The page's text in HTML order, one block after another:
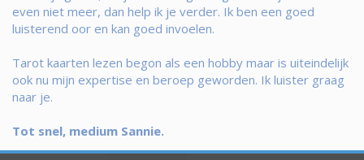
even niet meer, dan help ik je verder. Ik ben een goed
luisterend oor en kan goed invoelen.
Tarot kaarten lezen begon als een hobby maar is uiteindelijk
ook nu mijn expertise en beroep geworden. Ik luister graag
naar je.
Tot snel, medium Sannie.